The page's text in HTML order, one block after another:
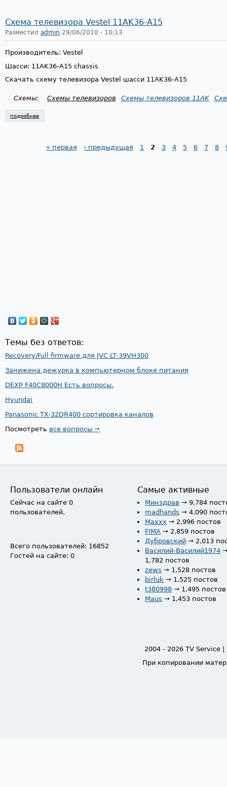
Схема телевизора Vestel 11AK36-A15
Разместил admin 29/06/2010 - 10:13
Производитель: Vestel
Шасси: 11AK36-A15 chassis
Скачать схему телевизора Vestel шасси 11AK36-A15
Схемы: Схемы телевизоров Схемы телевизоров 11AK
подробнее
« первая ‹ предыдущая 1 2 3 4 5 6 7 8
Темы без ответов:
Recovery/Full firmware для JVC LT-39VH300
Занижена дежурка в компьютерном блоке питания
DEXP F40C8000H Есть вопросы.
Hyundai
Panasonic TX-32DR400 сортировка каналов
Посмотреть все вопросы →
Пользователи онлайн
Сейчас на сайте 0
пользователей.
Всего пользователей: 16852
Гостей на сайте: 0
Самые активные
Минздрав → 9,784
madhands → 4,090
Maxxx → 2,996 постов
FIMA → 2,859 постов
Дубровский → 2,013
Василий-Василий1974
1,782 постов
zews → 1,528 постов
birluk → 1,525 постов
t380998 → 1,495 постов
Maus → 1,453 постов
2004 - 2026 TV Service |
При копировании